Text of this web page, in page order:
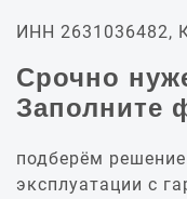
ИНН 2631036482,
Срочно
Заполните
подберём
эксплуатации с